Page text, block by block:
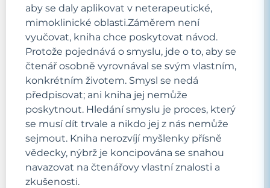
aby se daly aplikovat v neterapeutické,
mimoklinické oblasti.Záměrem není
vyučovat, kniha chce poskytovat návod.
Protože pojednává o smyslu, jde o to, aby se
čtenář osobně vyrovnával se svým vlastním,
konkrétním životem. Smysl se nedá
předpisovat; ani kniha jej nemůže
poskytnout. Hledání smyslu je proces, který
se musí dít trvale a nikdo jej z nás nemůže
sejmout. Kniha nerozvíjí myšlenky přísně
vědecky, nýbrž je koncipována se snahou
navazovat na čtenářovy vlastní znalosti a
zkušenosti.